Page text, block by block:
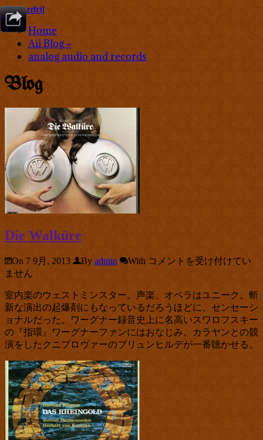
Donnerkeil
Home
Aii Blog»
analog audio and records
Blog
Die Walküre
On 7 9月, 2013 By admin With Die
コメントを受け付けてい
ません
室内楽のウェストミンスター。声楽、オペラはユニーク。斬
新な演出の起爆剤にもなっているだろうほどに、センセーシ
ョナルだった。ワーグナー録音史上に名高いスワロフスキー
の『指環』ワーグナーファンにはおなじみ。カラヤンとの競
演をしたクニプロヴァーのブリュンヒルデが一番聴かせる。